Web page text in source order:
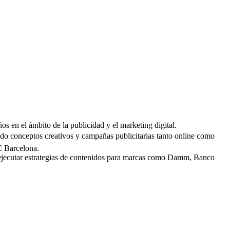
en el ámbito de la publicidad y el marketing digital.
conceptos creativos y campañas publicitarias tanto online como
Barcelona.
estrategias de contenidos para marcas como Damm, Banco